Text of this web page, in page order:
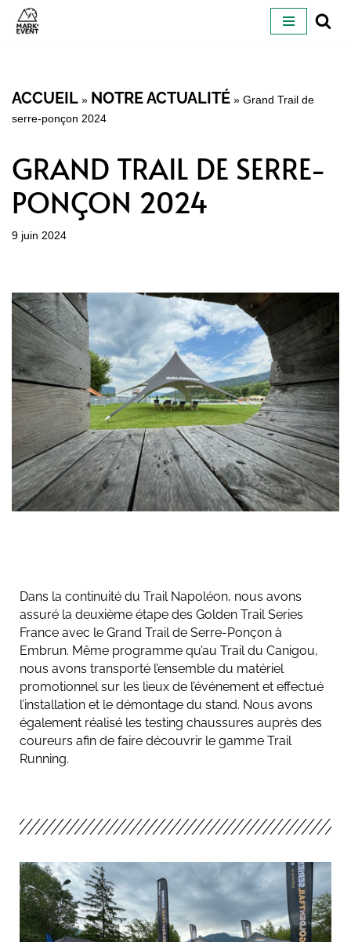
ACCUEIL » NOTRE ACTUALITÉ » Grand Trail de
serre-ponçon 2024
GRAND TRAIL DE SERRE-
PONÇON 2024
9 juin 2024
Dans la continuité du Trail Napoléon, nous avons
assuré la deuxième étape des Golden Trail Series
France avec le Grand Trail de Serre-Ponçon à
Embrun. Même programme qu’au Trail du Canigou,
nous avons transporté l’ensemble du matériel
promotionnel sur les lieux de l’événement et effectué
l’installation et le démontage du stand. Nous avons
également réalisé les testing chaussures auprès des
coureurs afin de faire découvrir le gamme Trail
Running.